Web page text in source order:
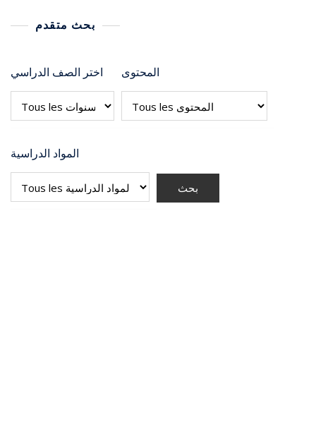
بحث متقدم
اختر الصف الدراسي المحتوى
المواد الدراسية